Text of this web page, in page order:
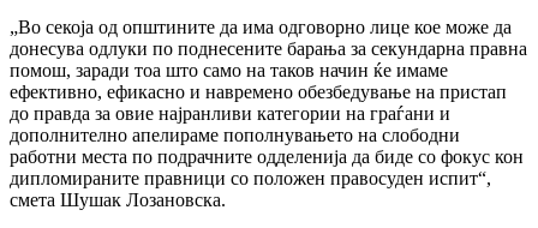
„Во секоја од општините да има одговорно лице кое може да
донесува одлуки по поднесените барања за секундарна правна
помош, заради тоа што само на таков начин ќе имаме
ефективно, ефикасно и навремено обезбедување на пристап
до правда за овие најранливи категории на граѓани и
дополнително апелираме пополнувањето на слободни
работни места по подрачните одделенија да биде со фокус кон
дипломираните правници со положен правосуден испит“,
смета Шушак Лозановска.